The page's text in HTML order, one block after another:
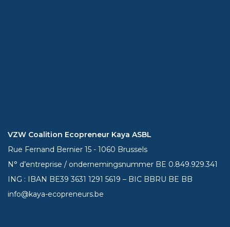
VZW Coalition Ecopreneur Kaya ASBL
Rue Fernand Bernier 15 - 1060 Brussels
N° d’entreprise / ondernemingsnummer BE 0.849.929.341
ING : IBAN BE393631 1291 5619 – BIC BBRU BE BB
info@kaya-ecopreneurs.be